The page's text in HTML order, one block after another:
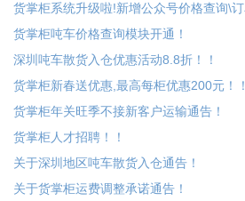
货掌柜吨车价格查询模块开通！
深圳吨车散货入仓优惠活动8.8折！！
货掌柜新春送优惠,最高每柜优惠200元！！
货掌柜年关旺季不接新客户运输通告！
货掌柜人才招聘！！
关于深圳地区吨车散货入仓通告！
关于货掌柜运费调整承诺通告！